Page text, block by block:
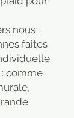
nous :
faites
comme